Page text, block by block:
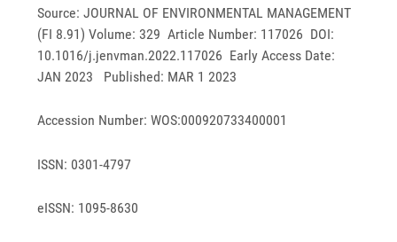
Source: JOURNAL OF ENVIRONMENTAL MANAGEMENT
(FI 8.91) Volume: 329 Article Number: 117026 DOI:
10.1016/j.jenvman.2022.117026 Early Access Date:
JAN 2023 Published: MAR 1 2023
Accession Number: WOS:000920733400001
ISSN: 0301-4797
eISSN: 1095-8630